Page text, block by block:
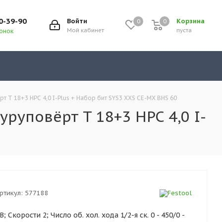
0 Корзина
0
пуста
0
Войти
Мой кабинет
39-90
18+3 HPC 4,0 I-Plus + Набор бит SYS3 XXS CE-MX BHS 60
T 18+3 HPC 4,0 I-
577188
Скорости 2; Число об. хол. хода 1/2-я ск. 0 - 450/0 -